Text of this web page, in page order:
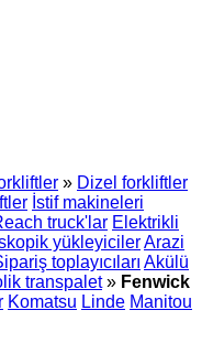
» Dizel forkliftler
İstif makineleri
truck'lar Elektrikli
yükleyicilerArazi
toplayıcıları Akülü
transpalet » Fenwick
Komatsu Linde Manitou